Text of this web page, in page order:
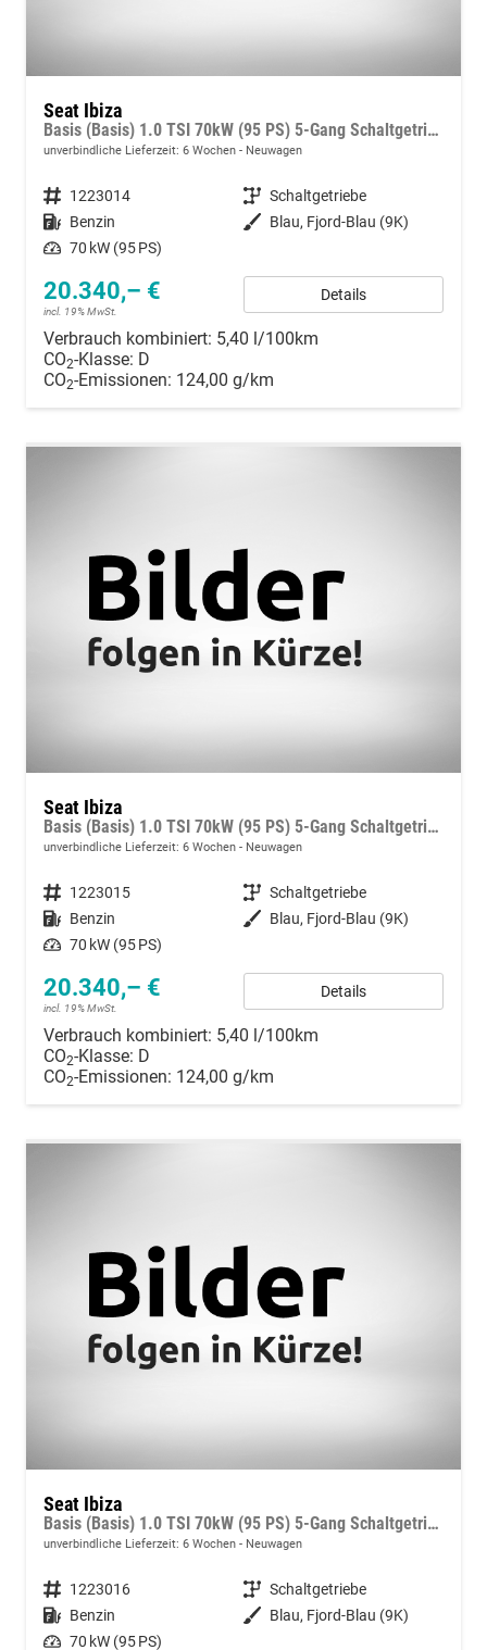
Seat Ibiza
Basis (Basis) 1.0 TSI 70kW (95 PS) 5-Gang Schaltgetriebe
unverbindliche Lieferzeit: 6 Wochen Neuwagen
Fahrzeugnummer 1223014 Getriebe Schaltgetriebe
Kraftstoff Benzin Außenfarbe Blau, Fjord-Blau (9K)
Leistung 70 kW (95 PS)
20.340,– €
incl. 19% MwSt.
Details
Verbrauch kombiniert: 5,40 l/100km
CO2-Klasse: D
CO2-Emissionen: 124,00 g/km
Seat Ibiza
Basis (Basis) 1.0 TSI 70kW (95 PS) 5-Gang Schaltgetriebe
unverbindliche Lieferzeit: 6 Wochen Neuwagen
Fahrzeugnummer 1223015 Getriebe Schaltgetriebe
Kraftstoff Benzin Außenfarbe Blau, Fjord-Blau (9K)
Leistung 70 kW (95 PS)
20.340,– €
incl. 19% MwSt.
Details
Verbrauch kombiniert: 5,40 l/100km
CO2-Klasse: D
CO2-Emissionen: 124,00 g/km
Seat Ibiza
Basis (Basis) 1.0 TSI 70kW (95 PS) 5-Gang Schaltgetriebe
unverbindliche Lieferzeit: 6 Wochen Neuwagen
Fahrzeugnummer 1223016 Getriebe Schaltgetriebe
Kraftstoff Benzin Außenfarbe Blau, Fjord-Blau (9K)
Leistung 70 kW (95 PS)